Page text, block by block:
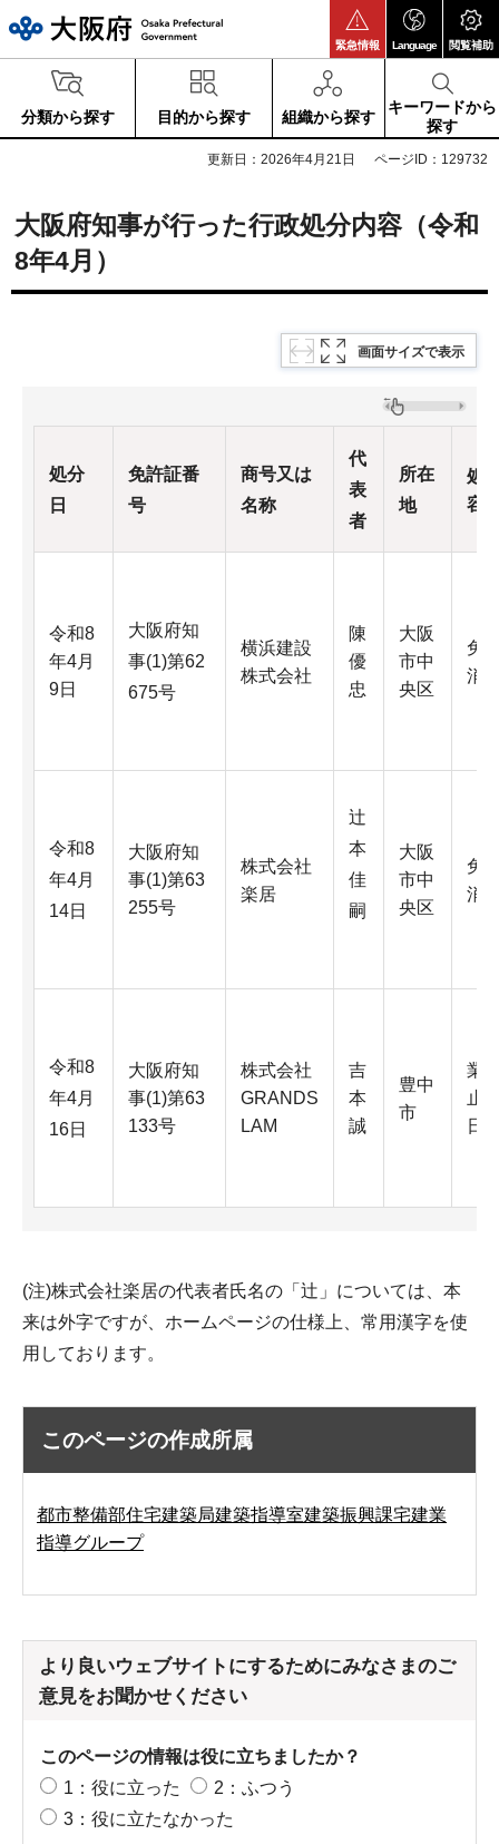
緊急情報 Language 閲覧補助
分類から探す 目的から探す 組織から探す
キーワードから
探す
更新日：2026年4月21日 ページID：129732
大阪府知事が行った行政処分内容（令和
8年4月）
画面サイズで表示
処分
日
免許証番
号
商号又は
名称
代
表
者
所在
地
処
容
令和8
年4月
9日
大阪府知
事(1)第62
675号
横浜建設
株式会社
陳
優
忠
大阪
市中
央区
免
消
令和8
年4月
14日
大阪府知
事(1)第63
255号
株式会社
楽居
辻
本
佳
嗣
大阪
市中
央区
免
消
令和8
年4月
16日
大阪府知
事(1)第63
133号
株式会社
GRANDS
LAM
吉
本
誠
豊中
市
業
止
日
(注)株式会社楽居の代表者氏名の「辻」については、本
来は外字ですが、ホームページの仕様上、常用漢字を使
用しております。
このページの作成所属
都市整備部住宅建築局建築指導室建築振興課宅建業
指導グループ
より良いウェブサイトにするためにみなさまのご
意見をお聞かせください
このページの情報は役に立ちましたか？
1：役に立った
2：ふつう
3：役に立たなかった